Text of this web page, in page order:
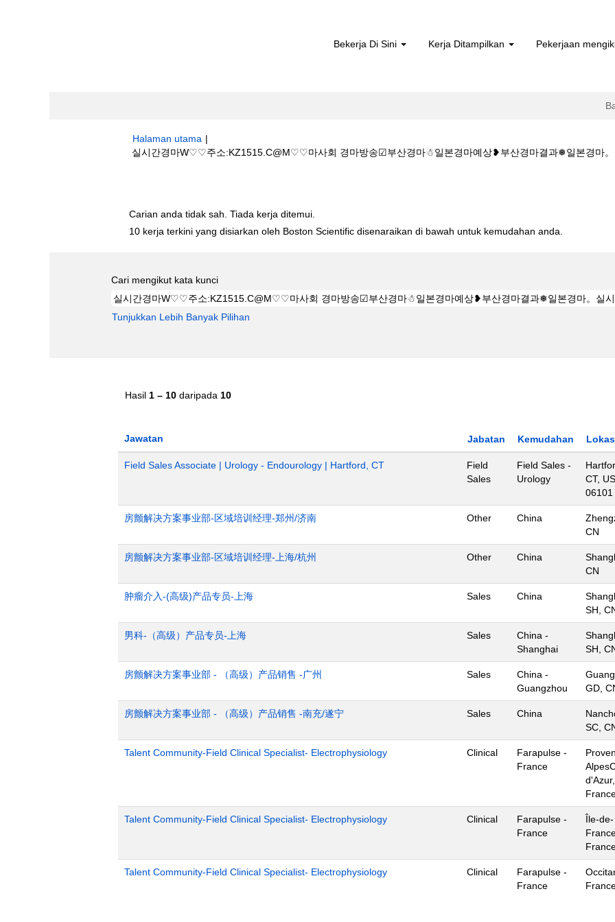
Bekerja Di Sini Kerja Ditampilkan Pekerjaan
Halaman utama |
실시간경마W♡♡주소:KZ1515.C@M♡♡마사회 경마방송☑부산경마☃일본경마예상❥부산경마결과❅일본경마。
Carian anda tidak sah. Tiada kerja ditemui.
10 kerja terkini yang disiarkan oleh Boston Scientific disenaraikan di bawah untuk kemudahan anda.
Cari mengikut kata kunci
Tunjukkan Lebih Banyak Pilihan
Hasil 1 – 10 daripada 10
Jawatan Jabatan Kemudahan
Field Sales Associate | Urology - Endourology | Hartford, CT
Field
Sales
Field Sales -
Urology
CT, US,
06101
房颤解决方案事业部-区域培训经理-郑州/济南 Other China
CN
房颤解决方案事业部-区域培训经理-上海/杭州 Other China
CN
肿瘤介入-(高级)产品专员-上海 Sales China
SH,
男科-（高级）产品专员-上海 Sales
China -
Shanghai
SH,
房颤解决方案事业部 - （高级）产品销售 -广州 Sales
China -
Guangzhou
GD,
房颤解决方案事业部 - （高级）产品销售 -南充/遂宁 Sales China
SC,
Talent Community-Field Clinical Specialist- Electrophysiology Clinical
Farapulse -
France
d'Azur,
Talent Community-Field Clinical Specialist- Electrophysiology Clinical
Farapulse -
France
Île-de-
Talent Community-Field Clinical Specialist- Electrophysiology Clinical
Farapulse -
France